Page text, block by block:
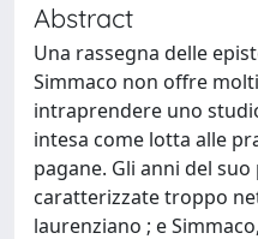
Abstract
Una rassegna delle
Simmaco non offre
intraprendere uno
intesa come lotta alle
pagane. Gli anni del
caratterizzate troppo
laurenziano ; e